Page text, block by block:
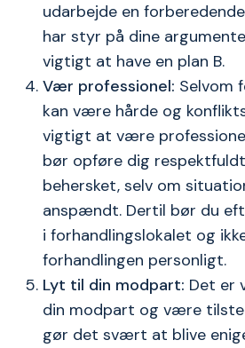
udarbejde en
har styr på dine
vigtigt at have en plan B.
Vær professionel: Selvom
kan være hårde og
vigtigt at være
bør opføre dig
behersket, selv om
anspændt. Dertil bør du
i forhandlingslokalet og
forhandlingen personligt.
Lyt til din modpart: Det er
din modpart og være
gør det svært at blive